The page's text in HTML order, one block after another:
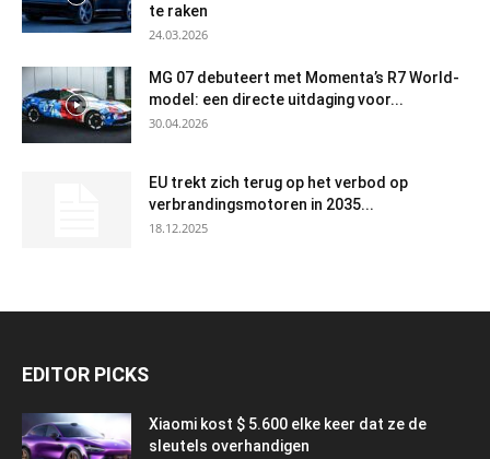
te raken
24.03.2026
MG 07 debuteert met Momenta’s R7 World-
model: een directe uitdaging voor...
30.04.2026
EU trekt zich terug op het verbod op
verbrandingsmotoren in 2035...
18.12.2025
EDITOR PICKS
Xiaomi kost $ 5.600 elke keer dat ze de
sleutels overhandigen